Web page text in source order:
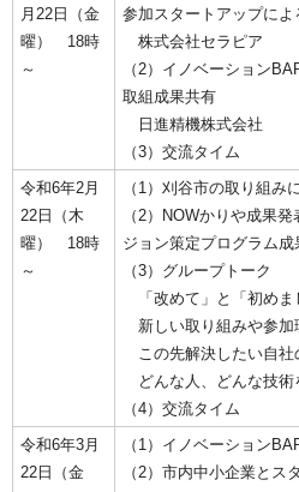
月22日（金
曜） 18時
～
参加スタートアップによ
株式会社セラピア
（2）イノベーション
取組成果共有
日進精機株式会社
（3）交流タイム
令和6年2月
22日（木
曜） 18時
～
（1）刈谷市の取り組み
（2）NOWかりや成果
ジョン策定プログラム
（3）グループトーク
「改めて」と「初めま
新しい取り組みや参加
この先解決したい自社
どんな人、どんな技術
（4）交流タイム
令和6年3月
22日（金
（1）イノベーション
（2）市内中小企業とス